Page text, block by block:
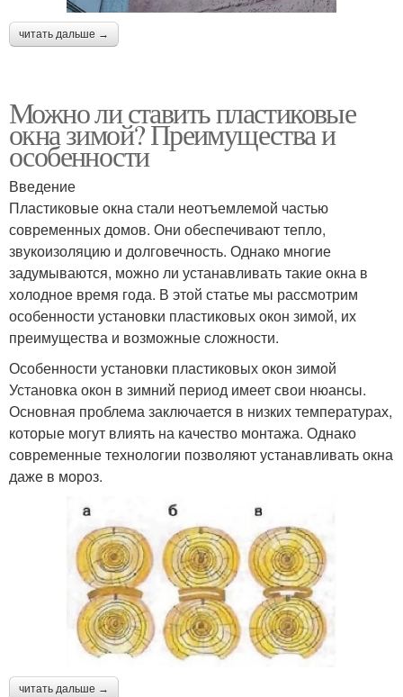
читать дальше →
Можно ли ставить пластиковые
окна зимой? Преимущества и
особенности
Введение
Пластиковые окна стали неотъемлемой частью
современных домов. Они обеспечивают тепло,
звукоизоляцию и долговечность. Однако многие
задумываются, можно ли устанавливать такие окна в
холодное время года. В этой статье мы рассмотрим
особенности установки пластиковых окон зимой, их
преимущества и возможные сложности.
Особенности установки пластиковых окон зимой
Установка окон в зимний период имеет свои нюансы.
Основная проблема заключается в низких температурах,
которые могут влиять на качество монтажа. Однако
современные технологии позволяют устанавливать окна
даже в мороз.
читать дальше →